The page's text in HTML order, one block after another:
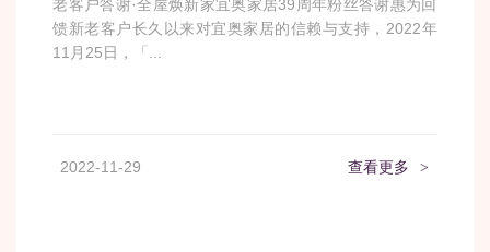
老客户答谢·全屋焕新家宜奥家居39周年粉丝答谢惠为回
馈新老客户长久以来对宜奥家居的信赖与支持，2022年
11月25日，「...
2022-11-29 查看更多 >